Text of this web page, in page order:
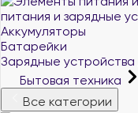
питания и зарядные
Аккумуляторы
Батарейки
Зарядные устройства
Бытовая техника
Все категории